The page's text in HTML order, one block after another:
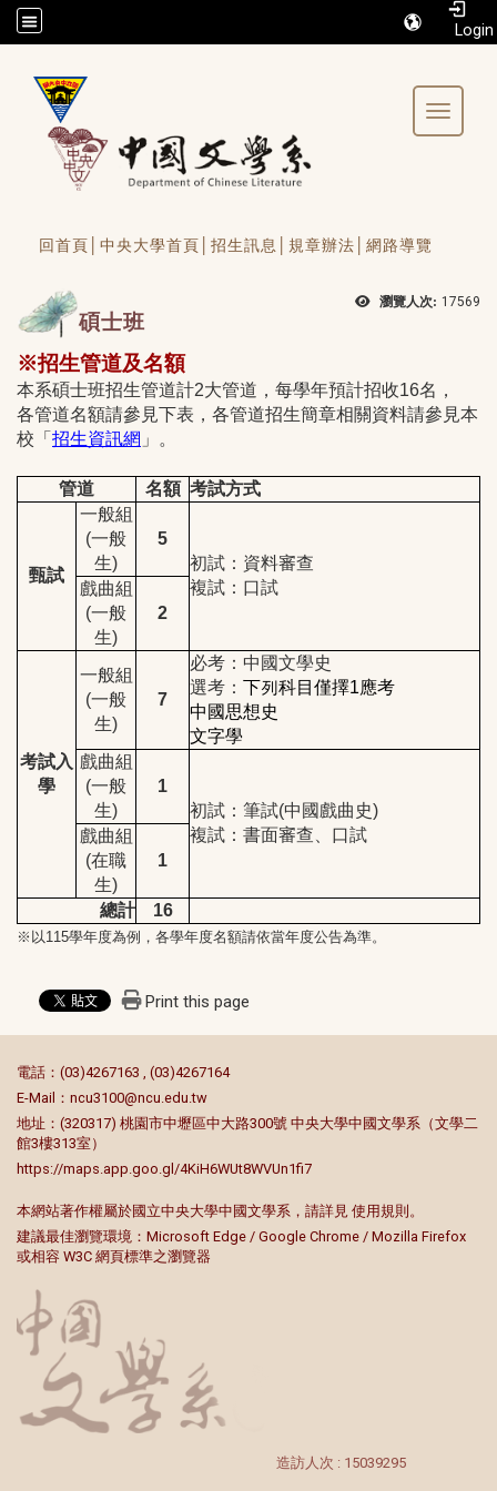
/accesskey"" title="Toolbar">:::
Toggle
回首頁│ 中央大學首頁│ 招生訊息│ 規章辦法│ 網路導覽
瀏覽人次: 17569
碩士班
※招生管道及名額
本系碩士班招生管道計2大管道，每學年預計招收16名，
各管道名額請參見下表，各管道招生簡章相關資料請參見本
校「 招生資訊網 」。
管道 名額 考試方式
甄試
一般組
(一般
生)
5
初試：資料審查
複試：口試
戲曲組
(一般
生)
2
考試入
學
一般組
(一般
生)
7
必考：中國文學史
選考：下列科目僅擇1應考
中國思想史
文字學
戲曲組
(一般
生)
1
初試：筆試(中國戲曲史)
複試：書面審查、口試
戲曲組
(在職
生)
1
總計 16
※以115學年度為例，各學年度名額請依當年度公告為準。
Print this page
電話：(03)4267163 , (03)4267164
E-Mail： ncu3100@ncu.edu.tw
地址：(320317) 桃園市中壢區中大路300號 中央大學中國文學系（文學二
館3樓313室）
https://maps.app.goo.gl/4KiH6WUt8WVUn1fi7
本網站著作權屬於國立中央大學中國文學系，請詳見 使用規則 。
建議最佳瀏覽環境：Microsoft Edge / Google Chrome / Mozilla Firefox
或相容 W3C 網頁標準之瀏覽器
造訪人次 : 15039295